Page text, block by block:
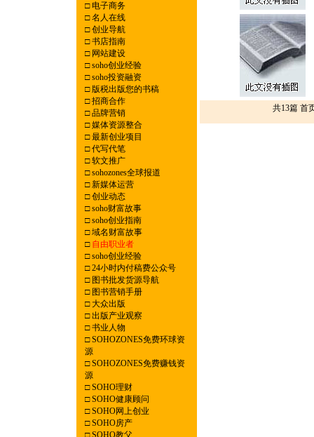
□电子商务
□名人在线
□创业导航
□书店指南
□网站建设
□soho创业经验
□soho投资融资
□版税出版您的书稿
□招商合作
□品牌营销
□媒体资源整合
□最新创业项目
□代写代笔
□软文推广
□sohozones全球报道
□新媒体运营
□创业动态
□soho财富故事
□soho创业指南
□域名财富故事
□ 自由职业者
□soho创业经验
□24小时内付稿费公众号
□图书批发货源导航
□图书营销手册
□大众出版
□出版产业观察
□书业人物
□SOHOZONES免费环球资
源
□SOHOZONES免费赚钱资
源
□SOHO理财
□SOHO健康顾问
□SOHO网上创业
□SOHO房产
□SOHO教父
共13篇 首